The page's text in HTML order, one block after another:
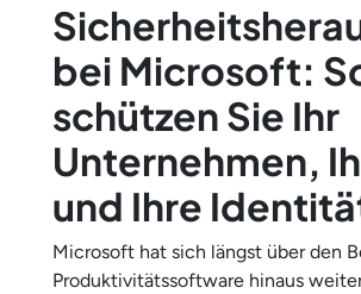
bei Microsoft:
schützen Sie Ihr
Unternehmen,
und Ihre
Microsoft hat sich längst über den
Produktivitätssoftware hinaus